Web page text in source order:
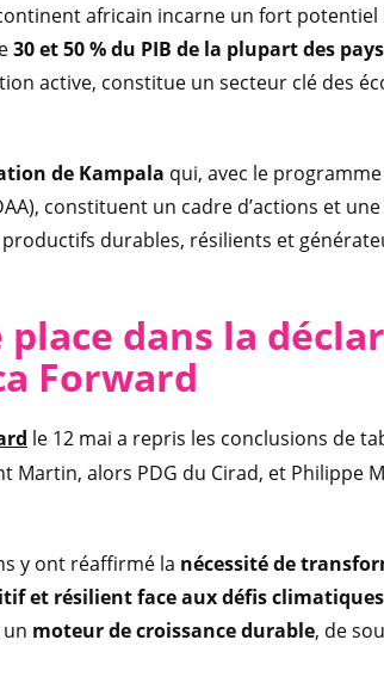
africain incarne un fort
30 et 50 % du PIB de la plupart des
active, constitue un secteur clé des
de Kampala qui, avec le
constituent un cadre d’actions et
durables, résilients et
dans la
Forward
le 12 mai a repris les conclusions de
Martin, alors PDG du Cirad, et Philippe
y ont réaffirmé la nécessité de
et résilient face aux défis climatiques
un moteur de croissance durable, de